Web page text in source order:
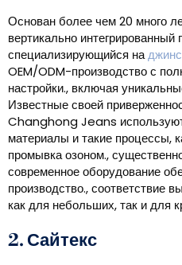
Основан более чем 20 много
вертикально интегрированный
специализирующийся на
OEM/ODM-производство с
настройки., включая
Известные своей
Changhong Jeans
материалы и такие процессы,
промывка озоном.,
современное оборудование
производство., соответствие
как для небольших, так и для
2. Сайтекс